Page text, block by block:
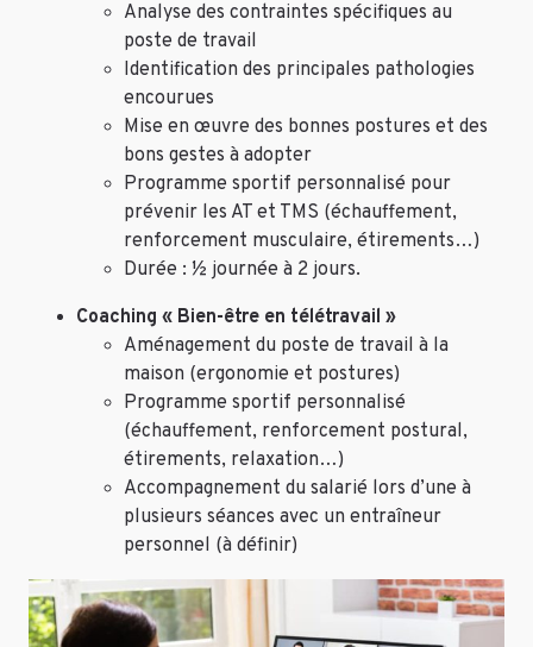
Analyse des contraintes spécifiques au
poste de travail
Identification des principales pathologies
encourues
Mise en œuvre des bonnes postures et des
bons gestes à adopter
Programme sportif personnalisé pour
prévenir les AT et TMS (échauffement,
renforcement musculaire, étirements…)
Durée : ½ journée à 2 jours.
Coaching « Bien-être en télétravail »
Aménagement du poste de travail à la
maison (ergonomie et postures)
Programme sportif personnalisé
(échauffement, renforcement postural,
étirements, relaxation…)
Accompagnement du salarié lors d’une à
plusieurs séances avec un entraîneur
personnel (à définir)